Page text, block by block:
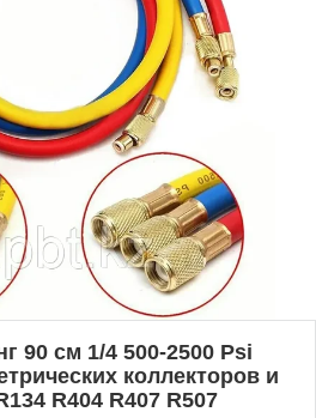
90 см 1/4 500-2500 Psi
коллекторов и
R404 R407 R507